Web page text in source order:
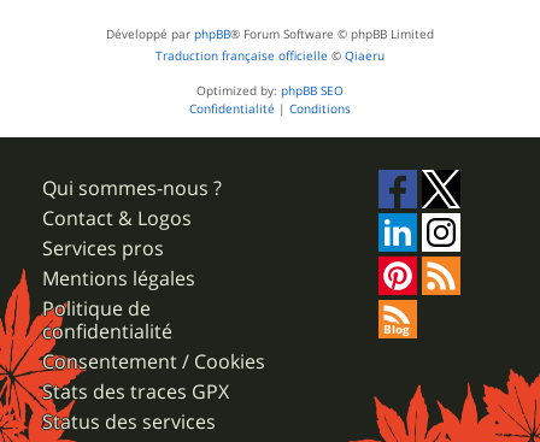
Développé par phpBB® Forum Software © phpBB Limited
Traduction française officielle © Qiaeru
Optimized by: phpBB SEO
Confidentialité | Conditions
Qui sommes-nous ?
Contact & Logos
Services pros
Mentions légales
Politique de
confidentialité
Consentement / Cookies
Stats des traces GPX
Status des services